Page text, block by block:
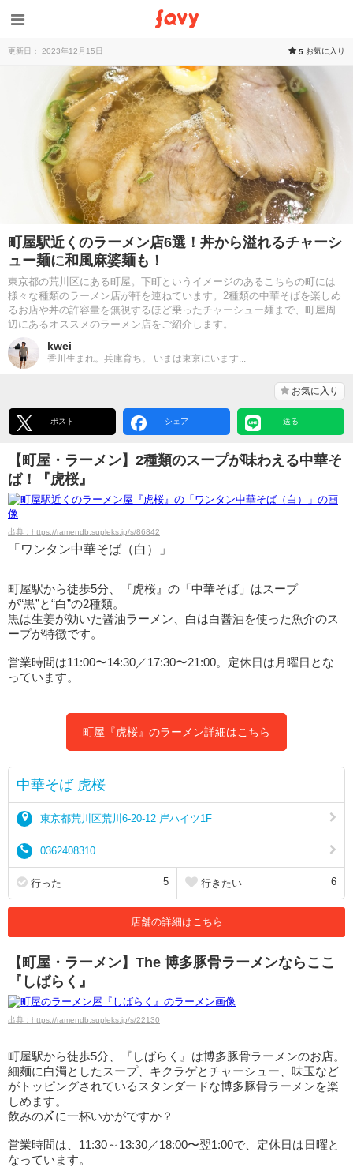
更新日： 2023年12月15日 5 お気に入り
町屋駅近くのラーメン店6選！丼から溢れるチャーシ
ュー麺に和風麻婆麺も！
東京都の荒川区にある町屋。下町というイメージのあるこちらの町には
様々な種類のラーメン店が軒を連ねています。2種類の中華そばを楽しめ
るお店や丼の許容量を無視するほど乗ったチャーシュー麺まで、町屋周
辺にあるオススメのラーメン店をご紹介します。
kwei
香川生まれ。兵庫育ち。 いまは東京にいます...
お気に入り
ポスト シェア 送る
【町屋・ラーメン】2種類のスープが味わえる中華そ
ば！『虎桜』
出典：https://ramendb.supleks.jp/s/86842
「ワンタン中華そば（白）」
町屋駅から徒歩5分、『虎桜』の「中華そば」はスープ
が“黒”と“白”の2種類。
黒は生姜が効いた醤油ラーメン、白は白醤油を使った魚介のス
ープが特徴です。
営業時間は11:00〜14:30／17:30〜21:00。定休日は月曜日とな
っています。
町屋『虎桜』のラーメン詳細はこちら
中華そば 虎桜
東京都荒川区荒川6-20-12 岸ハイツ1F
0362408310
行った 5 行きたい 6
店舗の詳細はこちら
【町屋・ラーメン】The 博多豚骨ラーメンならここ
『しばらく』
出典：https://ramendb.supleks.jp/s/22130
町屋駅から徒歩5分、『しばらく』は博多豚骨ラーメンのお店。
細麺に白濁としたスープ、キクラゲとチャーシュー、味玉など
がトッピングされているスタンダードな博多豚骨ラーメンを楽
しめます。
飲みの〆に一杯いかがですか？
営業時間は、11:30～13:30／18:00〜翌1:00で、定休日は日曜と
なっています。